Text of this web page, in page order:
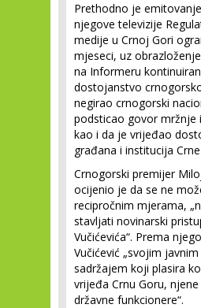
Prethodno je
njegove televizije
medije u Crnoj Gori
mjeseci, uz
na Informeru
dostojanstvo
negirao crnogorski
podsticao govor mržnje
kao i da je vrijeđao
građana i institucija
Crnogorski premijer
ocijenio je da se ne
recipročnim mjerama,
stavljati novinarski
Vučićevića“. Prema
Vučićević „svojim
sadržajem koji plasira
vrijeđa Crnu Goru,
državne funkcionere“.